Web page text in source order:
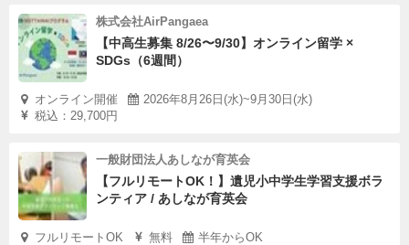
株式会社AirPangaea
【中高生募集 8/26〜9/30】オンライン留学 ×
SDGs（6週間）
オンライン開催
2026年8月26日(水)~9月30日(水)
税込：29,700円
一般財団法人あしなが育英会
【フルリモートOK！】遺児小中学生学習支援ボラ
ンティア / あしなが育英会
フルリモートOK 無料 半年からOK